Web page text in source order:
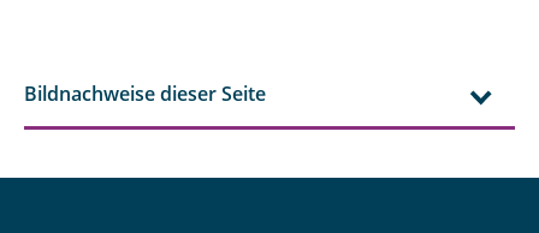
Jiqian Guo, M. Sc.
Philipp Haase, M. Sc.
Bildnachweise dieser Seite